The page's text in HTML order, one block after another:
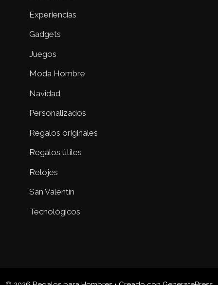
Experiencias
Gadgets
Juegos
Moda Hombre
Navidad
Personalizados
Regalos originales
Regalos útiles
Relojes
San Valentín
Tecnológicos